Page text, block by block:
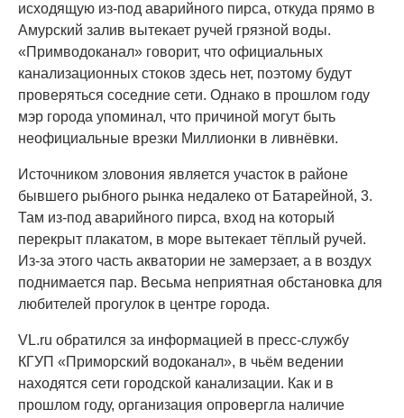
исходящую из-под аварийного пирса, откуда прямо в
Амурский залив вытекает ручей грязной воды.
«Примводоканал» говорит, что официальных
канализационных стоков здесь нет, поэтому будут
проверяться соседние сети. Однако в прошлом году
мэр города упоминал, что причиной могут быть
неофициальные врезки Миллионки в ливнёвки.
Источником зловония является участок в районе
бывшего рыбного рынка недалеко от Батарейной, 3.
Там из-под аварийного пирса, вход на который
перекрыт плакатом, в море вытекает тёплый ручей.
Из-за этого часть акватории не замерзает, а в воздух
поднимается пар. Весьма неприятная обстановка для
любителей прогулок в центре города.
VL.ru обратился за информацией в пресс-службу
КГУП «Приморский водоканал», в чьём ведении
находятся сети городской канализации. Как и в
прошлом году, организация опровергла наличие